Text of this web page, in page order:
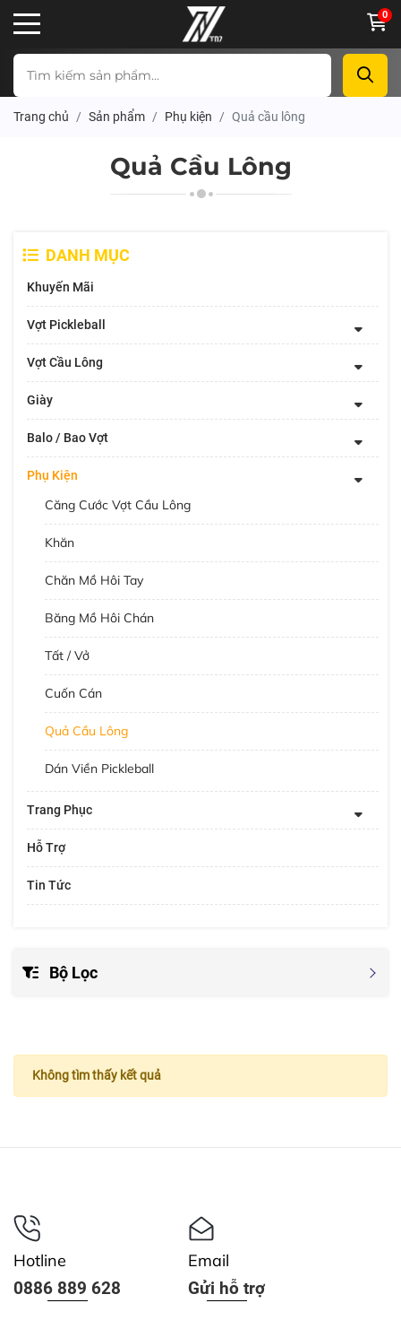
0
Trang chủ Sản phẩm Phụ kiện Quả cầu lông
Quả Cầu Lông
Bộ Lọc
DANH MỤC
Khuyến Mãi
Vợt Pickleball
Vợt Cầu Lông
Giày
Balo / Bao Vợt
Phụ Kiện
Căng Cước Vợt Cầu Lông
Khăn
Chăn Mồ Hôi Tay
Băng Mồ Hôi Chán
Tất / Vở
Cuốn Cán
Quả Cầu Lông
Dán Viền Pickleball
Trang Phục
Hỗ Trợ
Tin Tức
Không tìm thấy kết quả
Hotline
0886 889 628
Email
Gửi hỗ trợ